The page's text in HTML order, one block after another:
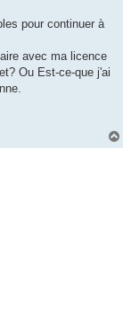
pour continuer à
avec ma licence
Ou Est-ce-que j'ai